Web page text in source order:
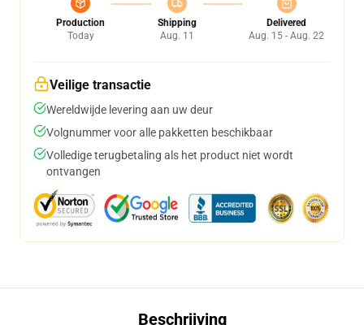
Production
Today
Shipping
Aug. 11
Delivered
Aug. 15 - Aug. 22
Veilige transactie
Wereldwijde levering aan uw deur
Volgnummer voor alle pakketten beschikbaar
Volledige terugbetaling als het product niet wordt
ontvangen
Beschrijving